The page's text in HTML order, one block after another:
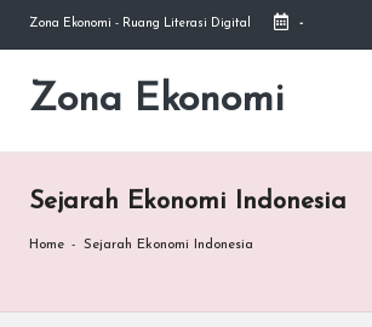
Skip
content
Zona Ekonomi - Ruang Literasi Digital -
Zona Ekonomi
Ruang
Sejarah Ekonomi Indonesia
Home - Sejarah Ekonomi Indonesia